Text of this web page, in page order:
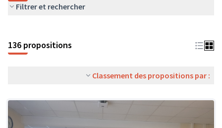
Filtrer et rechercher
136 propositions
Classement des propositions par :